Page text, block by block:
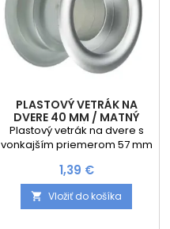
PLASTOVÝ VETRÁK NA
DVERE 40 MM / MATNÝ
CHRÓM
Plastový vetrák na dvere s
vonkajším priemerom 57 mm
mm. Montážny otvor stačí 41
mm . Hĺbka priechodky je 40
mm.
Cena
1,39 €
 Vložiť do košíka